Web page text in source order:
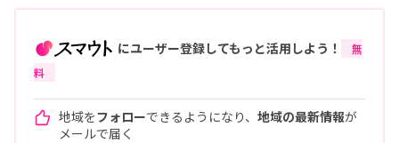
にユーザー登録してもっと活用しよう！
無
料
地域をフォローできるようになり、 地域の最新情報が
メールで届く